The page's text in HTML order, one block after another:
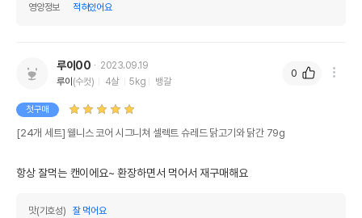
영양정보
적혀있어요
루이00
2023.09.19
루이(수컷) 4살 5kg 뱅갈
첫구매
[24개 세트] 웰니스 코어 시그니쳐 셀렉트 슈레드 닭고기와 닭간 79g
항상 잘먹는 캔이에요~ 환장하면서 먹어서 재구매해요
맛(기호성)
잘 먹어요
0